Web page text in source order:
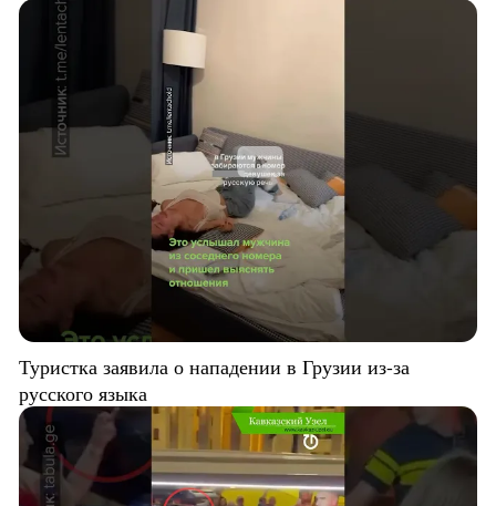
Туристка заявила о нападении в Грузии из-за
русского языка